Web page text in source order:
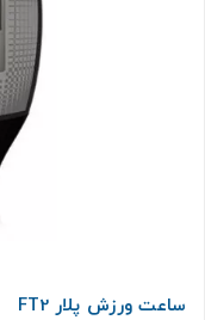
ساعت ورزش پلار FT2